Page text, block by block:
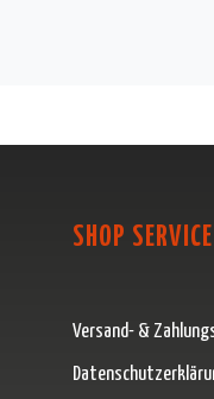
SHOP SERVICE
Versand- &